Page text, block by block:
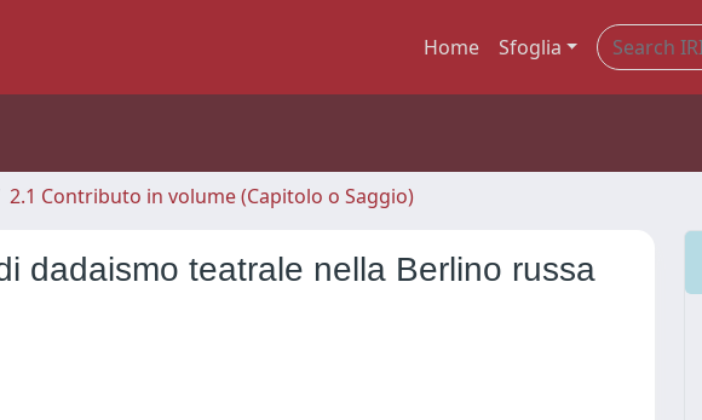
Home Sfoglia
2.1 Contributo in volume (Capitolo o Saggio)
dadaismo teatrale nella Berlino russa